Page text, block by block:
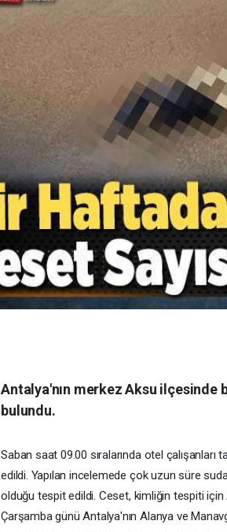
Antalya'nın merkez Aksu
bulundu.
Saban saat 09.00 sıralarında otel
edildi. Yapılan incelemede çok uzun süre
olduğu tespit edildi. Ceset, kimliğin tespiti için
Çarşamba günü Antalya'nın Alanya ve